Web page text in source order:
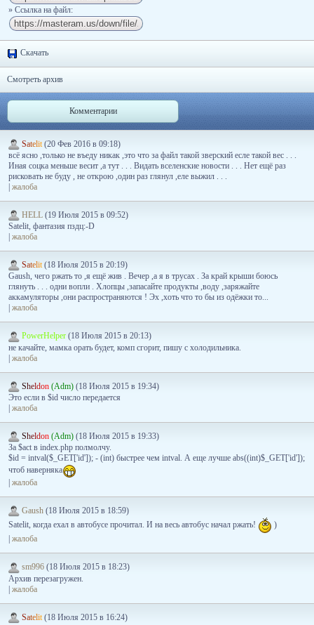
» Ссылка на файл:
Скачать
Смотреть архив
Комментарии
Satelit (20 Фев 2016 в 09:18)
всё ясно ,только не въеду никак ,это что за файл такой зверский есле такой вес . . .
Иная соцка меньше весит ,а тут . . . Видать вселенские новости . . . Нет ещё раз
рисковать не буду , не открою ,один раз глянул ,еле выжил . . .
| жалоба
HELL (19 Июля 2015 в 09:52)
Satelit, фантазия пздц:-D
жалоба
Satelit (18 Июля 2015 в 20:19)
Gaush, чего ржать то ,я ещё жив . Вечер ,а я в трусах . За край крыши боюсь
глянуть . . . одни вопли . Хлопцы ,запасайте продукты ,воду ,заряжайте
аккамуляторы ,они распространяются ! Эх ,хоть что то бы из одёжки то...
жалоба
PowerHelper (18 Июля 2015 в 20:13)
не качайте, мамка орать будет, комп сгорит, пишу с холодильника.
| жалоба
Sheldon (Adm) (18 Июля 2015 в 19:34)
Это если в $id число передается
| жалоба
Sheldon (Adm) (18 Июля 2015 в 19:33)
За $act в index.php полмолчу.
$id = intval($_GET['id']); - (int) быстрее чем intval. А еще лучше abs((int)$_GET['id']);
чтоб наверняка
жалоба
Gaush (18 Июля 2015 в 18:59)
Satelit, когда ехал в автобусе прочитал. И на весь автобус начал ржать!
)
жалоба
sm996 (18 Июля 2015 в 18:23)
Архив перезагружен.
| жалоба
Satelit (18 Июля 2015 в 16:24)